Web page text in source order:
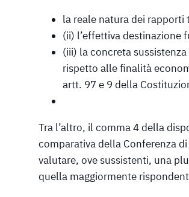
la reale natura dei
(ii) l’effettiva destinazione
(iii) la concreta
rispetto alle finalità
artt. 97 e 9 della
Tra l’altro, il comma 4 della
comparativa della Conferenza
valutare, ove sussistenti, una
quella maggiormente